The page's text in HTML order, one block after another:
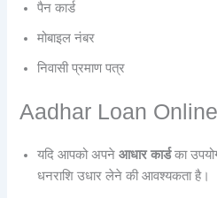
पैन कार्ड
मोबाइल नंबर
निवासी प्रमाण पत्र
Aadhar Loan
यदि आपको अपनेआधार कार्डका
धनराशि उधार लेने की आवश्यकता है।